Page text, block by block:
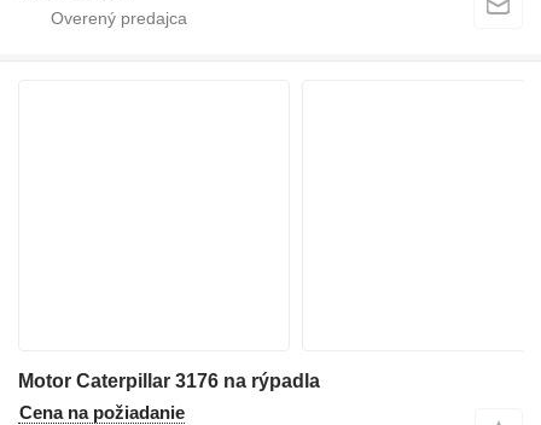
Motor Caterpillar 3176 na rýpadla
Cena na požiadanie